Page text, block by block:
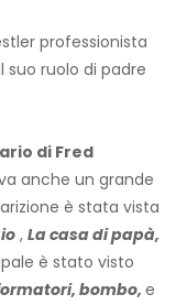
professionista
suo ruolo di padre
di Fred
anche un grande
è stata vista
, La casa di papà,
è stato visto
bombo, e